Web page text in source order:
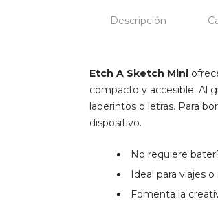
Descripción
Etch A Sketch Mini
compacto y accesible. Al
laberintos o letras. Para
dispositivo.
No requiere
Ideal para viajes
Fomenta la